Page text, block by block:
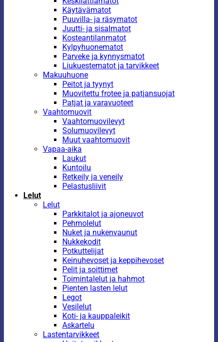
Käytävämatot
Puuvilla- ja räsymatot
Juutti- ja sisalmatot
Kosteantilanmatot
Kylpyhuonematot
Parveke ja kynnysmatot
Liukuestematot ja tarvikkeet
Makuuhuone
Peitot ja tyynyt
Muovitettu frotee ja patjansuojat
Patjat ja varavuoteet
Vaahtomuovit
Vaahtomuovilevyt
Solumuovilevyt
Muut vaahtomuovit
Vapaa-aika
Laukut
Kuntoilu
Retkeily ja veneily
Pelastusliivit
Lelut
Lelut
Parkkitalot ja ajoneuvot
Pehmolelut
Nuket ja nukenvaunut
Nukkekodit
Potkuttelijat
Keinuhevoset ja keppihevoset
Pelit ja soittimet
Toimintalelut ja hahmot
Pienten lasten lelut
Legot
Vesilelut
Koti- ja kauppaleikit
Askartelu
Lastentarvikkeet